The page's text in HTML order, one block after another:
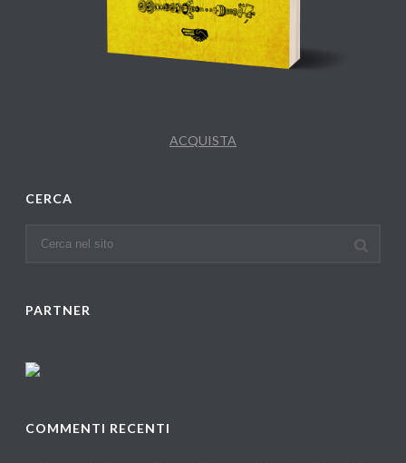
ACQUISTA
CERCA
PARTNER
COMMENTI RECENTI